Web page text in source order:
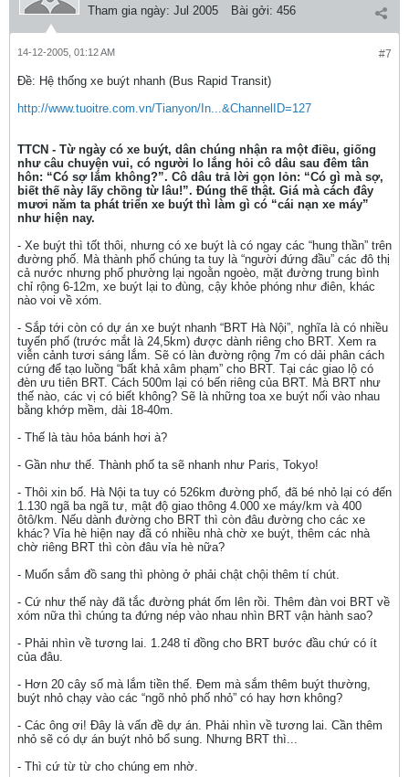
Tham gia ngày: Jul 2005 Bài gởi: 456
#7
14-12-2005, 01:12 AM
Ðề: Hệ thống xe buýt nhanh (Bus Rapid Transit)
http://www.tuoitre.com.vn/Tianyon/In...&ChannelID=127
TTCN - Từ ngày có xe buýt, dân chúng nhận ra một điều, giống
như câu chuyện vui, có người lo lắng hỏi cô dâu sau đêm tân
hôn: “Có sợ lắm không?”. Cô dâu trả lời gọn lỏn: “Có gì mà sợ,
biết thế này lấy chồng từ lâu!”. Đúng thế thật. Giá mà cách đây
mươi năm ta phát triển xe buýt thì làm gì có “cái nạn xe máy”
như hiện nay.
- Xe buýt thì tốt thôi, nhưng có xe buýt là có ngay các “hung thần” trên
đường phố. Mà thành phố chúng ta tuy là “người đứng đầu” các đô thị
cả nước nhưng phố phường lại ngoằn ngoèo, mặt đường trung bình
chỉ rộng 6-12m, xe buýt lại to đùng, cậy khỏe phóng như điên, khác
nào voi về xóm.
- Sắp tới còn có dự án xe buýt nhanh “BRT Hà Nội”, nghĩa là có nhiều
tuyến phố (trước mắt là 24,5km) được dành riêng cho BRT. Xem ra
viễn cảnh tươi sáng lắm. Sẽ có làn đường rộng 7m có dải phân cách
cứng để tạo luồng “bất khả xâm phạm” cho BRT. Tại các giao lộ có
đèn ưu tiên BRT. Cách 500m lại có bến riêng của BRT. Mà BRT như
thế nào, các vị có biết không? Sẽ là những toa xe buýt nối vào nhau
bằng khớp mềm, dài 18-40m.
- Thế là tàu hỏa bánh hơi à?
- Gần như thế. Thành phố ta sẽ nhanh như Paris, Tokyo!
- Thôi xin bố. Hà Nội ta tuy có 526km đường phố, đã bé nhỏ lại có đến
1.130 ngã ba ngã tư, mật độ giao thông 4.000 xe máy/km và 400
ôtô/km. Nếu dành đường cho BRT thì còn đâu đường cho các xe
khác? Vỉa hè hiện nay đã có nhiều nhà chờ xe buýt, thêm các nhà
chờ riêng BRT thì còn đâu vỉa hè nữa?
- Muốn sắm đồ sang thì phòng ở phải chật chội thêm tí chút.
- Cứ như thế này đã tắc đường phát ốm lên rồi. Thêm đàn voi BRT về
xóm nữa thì chúng ta đứng nép vào nhau nhìn BRT vận hành sao?
- Phải nhìn về tương lai. 1.248 tỉ đồng cho BRT bước đầu chứ có ít
của đâu.
- Hơn 20 cây số mà lắm tiền thế. Đem mà sắm thêm buýt thường,
buýt nhỏ chạy vào các “ngõ nhỏ phố nhỏ” có hay hơn không?
- Các ông ơi! Đây là vấn đề dự án. Phải nhìn về tương lai. Cần thêm
nhỏ sẽ có dự án buýt nhỏ bổ sung. Nhưng BRT thì...
- Thì cứ từ từ cho chúng em nhờ.